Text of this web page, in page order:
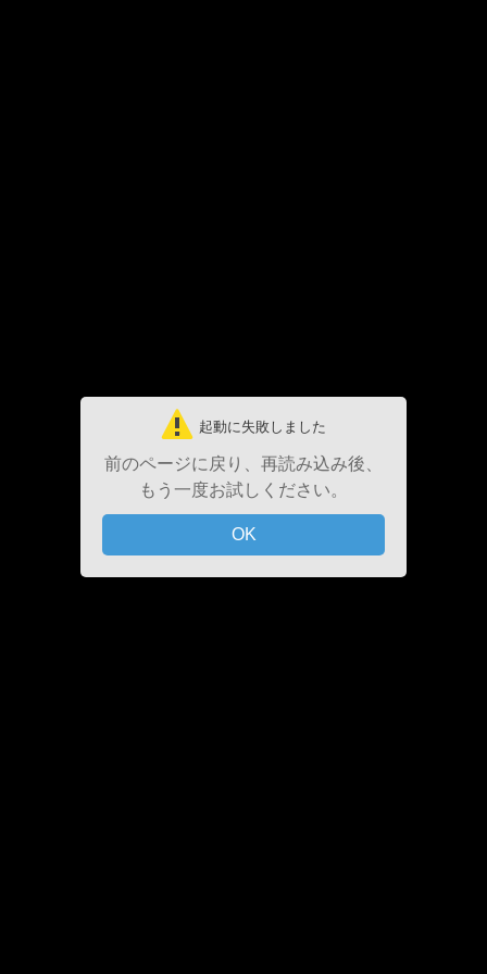
起動に失敗しました
前のページに戻り、再読み込み後、
もう一度お試しください。
OK